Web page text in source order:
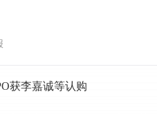
获李嘉诚等认购